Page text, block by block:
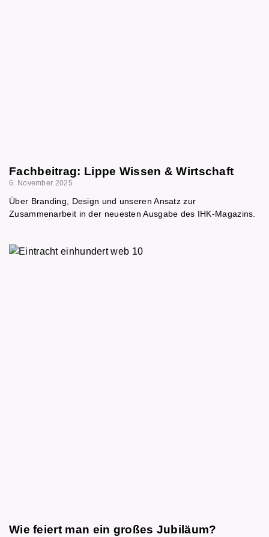
Fachbeitrag: Lippe Wissen & Wirtschaft
6. November 2025
Über Branding, Design und unseren Ansatz zur
Zusammenarbeit in der neuesten Ausgabe des IHK-Magazins.
Wie feiert man ein großes Jubiläum?